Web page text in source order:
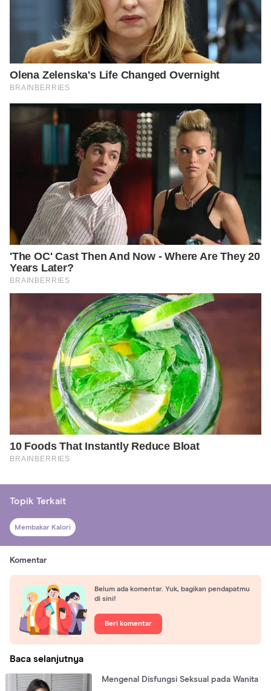
Topik Terkait
Membakar Kalori
Komentar
Belum ada komentar. Yuk, bagikan pendapatmu
di sini!
Beri komentar
Baca selanjutnya
Mengenal Disfungsi Seksual pada Wanita